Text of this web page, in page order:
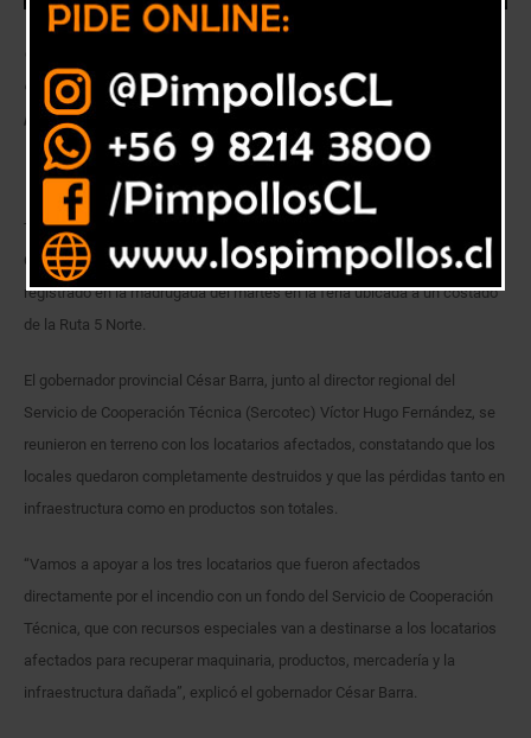
especiales para los tres productores, cuyos locales fueron destruidos
por las llamas.
Tres locales comerciales y la sede social del sindicado de florista de
Ocoa en la comuna de Hijuelas, fueron destruidos por un incendio
registrado en la madrugada del martes en la feria ubicada a un costado
de la Ruta 5 Norte.
El gobernador provincial César Barra, junto al director regional del
Servicio de Cooperación Técnica (Sercotec) Víctor Hugo Fernández, se
reunieron en terreno con los locatarios afectados, constatando que los
locales quedaron completamente destruidos y que las pérdidas tanto en
infraestructura como en productos son totales.
“Vamos a apoyar a los tres locatarios que fueron afectados
directamente por el incendio con un fondo del Servicio de Cooperación
Técnica, que con recursos especiales van a destinarse a los locatarios
afectados para recuperar maquinaria, productos, mercadería y la
infraestructura dañada”, explicó el gobernador César Barra.